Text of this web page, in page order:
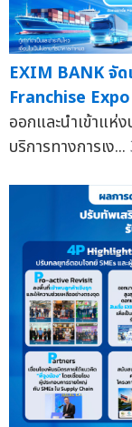
EXIM BANK จัด
Franchise
ออกและนำเข้าแห่
บริการทางการเง...